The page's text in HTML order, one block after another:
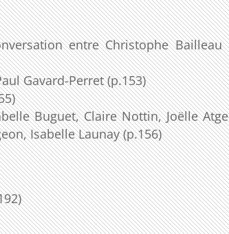
entre Christophe Bailleau
Gavard-Perret (p.153)
Buguet, Claire Nottin, Joëlle
Isabelle Launay (p.156)